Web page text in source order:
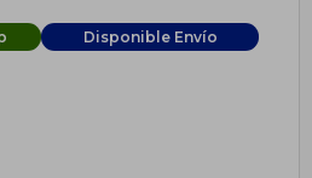
Disponible Envío